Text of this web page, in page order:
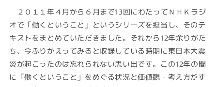
く
２０１１年４月から６月まで13回にわたってＮＨＫラジ
オで「働くということ」というシリーズを担当し、そのテ
キストをまとめていただきました。それから12年余りがた
ち、今ふりかえってみると収録している時期に東日本大震
災が起こったのは忘れられない思い出です。この12年の間
に「働くということ」をめぐる状況と価値観・考え方がす